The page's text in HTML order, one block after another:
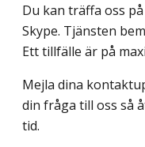
Du kan träffa oss
Skype. Tjänsten
Ett tillfälle är på
Mejla dina
din fråga till oss så
tid.